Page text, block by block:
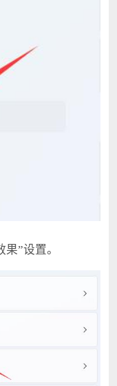
”设置。